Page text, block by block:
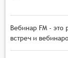
Вебинар FM - это
встреч и